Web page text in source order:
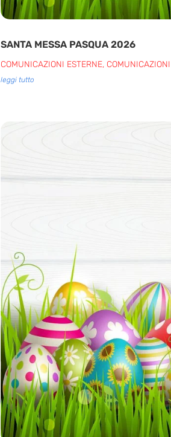
SANTA MESSA PASQUA 2026
COMUNICAZIONI ESTERNE,
leggi tutto